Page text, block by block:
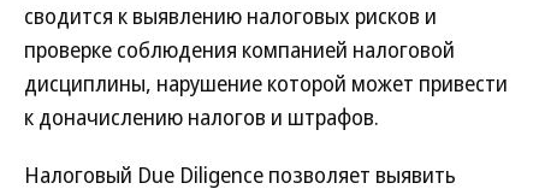
сводится к выявлению налоговых рисков и
проверке соблюдения компанией налоговой
дисциплины, нарушение которой может привести
к доначислению налогов и штрафов.
Налоговый Due Diligence позволяет выявить